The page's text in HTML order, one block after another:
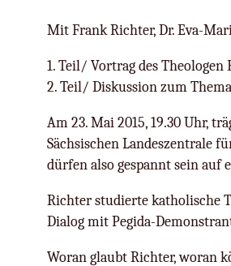
Mit Frank Richter, Dr. Eva-
1. Teil/ Vortrag des
2. Teil/ Diskussion zum
Am 23. Mai 2015, 19.30 Uhr,
Sächsischen Landeszentrale
dürfen also gespannt sein auf
Richter studierte katholische
Dialog mit Pegida-
Woran glaubt Richter, woran